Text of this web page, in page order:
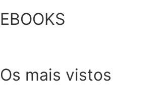
EBOOKS
Os mais vistos